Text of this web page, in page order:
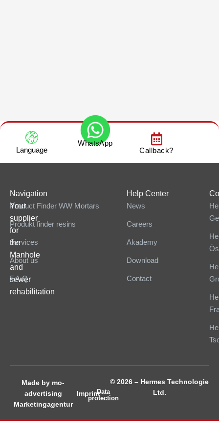
Language
WhatsApp
Callback?
Your
supplier
for
the
Manhole
and
sewer
rehabilitation
Navigation
Product Finder WW Mortars
Produkt finder resins
Services
About us
F.A.Q
Help Center
News
Careers
Akademy
Download
Contact
© 2026 – Hermes Technologie
Ltd.
Made by mo-
advertising
Marketingagentur
ImprintData
protection